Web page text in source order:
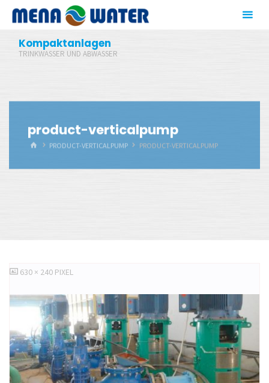
Zum
Inhalt
springenKompaktanlagen
TRINKWASSER UND ABWASSER
product-verticalpump
STARTPRODUCT-VERTICALPUMP PRODUCT-VERTICALPUMP
ORIGINALGRÖSSE
630 × 240 PIXEL